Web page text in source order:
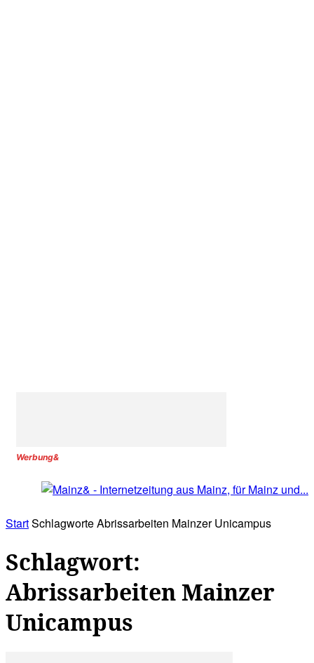
Werbung&
StartSchlagworteAbrissarbeiten Mainzer Unicampus
Schlagwort:
Abrissarbeiten Mainzer
Unicampus